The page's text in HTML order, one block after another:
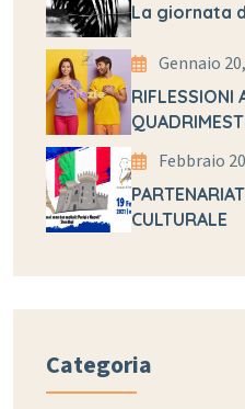
La giornata
Gennaio
RIFLESSIONI
Febbraio
CULTURALE
Categoria